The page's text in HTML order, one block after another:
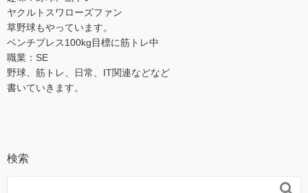
ヤクルトスワローズファン
草野球もやっています。
ベンチプレス100kg目標に筋トレ中
職業：SE
野球、筋トレ、日常、IT関連などなど
書いていきます。
検索
